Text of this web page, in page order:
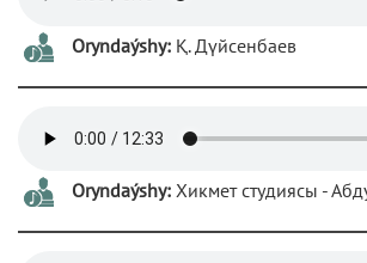
Oryndaýshy: Қ. Дүйсенбаев
Oryndaýshy: Хикмет студиясы -